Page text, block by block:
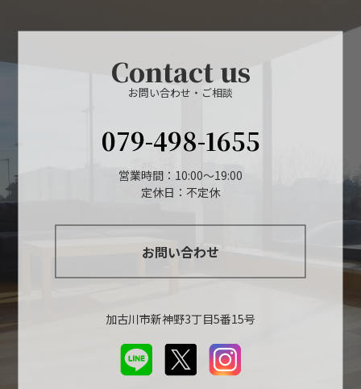
Contact us
お問い合わせ・ご相談
079-498-1655
営業時間：10:00～19:00
定休日：不定休
お問い合わせ
加古川市新神野3丁目5番15号